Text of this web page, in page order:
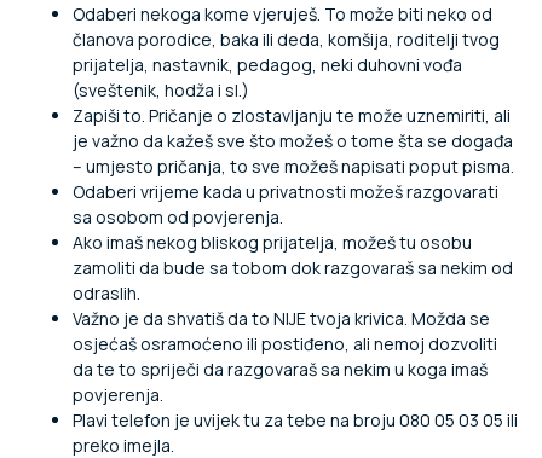
Odaberi nekoga kome vjeruješ. To može biti neko od
članova porodice, baka ili deda, komšija, roditelji tvog
prijatelja, nastavnik, pedagog, neki duhovni vođa
(sveštenik, hodža i sl.)
Zapiši to. Pričanje o zlostavljanju te može uznemiriti, ali
je važno da kažeš sve što možeš o tome šta se događa
– umjesto pričanja, to sve možeš napisati poput pisma.
Odaberi vrijeme kada u privatnosti možeš razgovarati
sa osobom od povjerenja.
Ako imaš nekog bliskog prijatelja, možeš tu osobu
zamoliti da bude sa tobom dok razgovaraš sa nekim od
odraslih.
Važno je da shvatiš da to NIJE tvoja krivica. Možda se
osjećaš osramoćeno ili postiđeno, ali nemoj dozvoliti
da te to spriječi da razgovaraš sa nekim u koga imaš
povjerenja.
Plavi telefon je uvijek tu za tebe na broju 080 05 03 05 ili
preko imejla.